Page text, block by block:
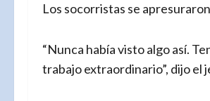
Los socorristas se
“Nunca había visto algo así.
trabajo extraordinario”, dijo el